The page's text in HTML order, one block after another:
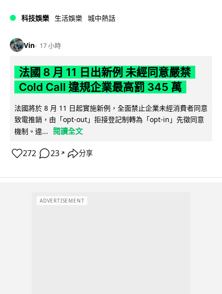
科技娛樂 生活娛樂 城中熱話
Vin 17 小時
法國 8 月 11 日出新例 未經同意嚴禁
Cold Call 違規企業最高罰 345 萬
法國將於 8 月 11 日起實施新例，全面禁止企業未經消費者同意
致電推銷，由「opt-out」拒接登記制轉為「opt-in」先徵同意
機制。違...
閱讀全文
272 23 ↗ 分享
ADVERTISEMENT